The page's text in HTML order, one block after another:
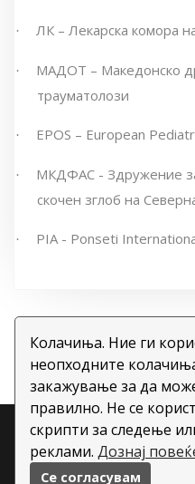
Колачиња. Ние ги
неопходните
закажување за да
правилно. Не се
скрипти за следење
реклами. Дознај
Се согласувам
· ЛК – Лекарска комора
·
МАДОТ – Македонско
трауматолози
· EPOS – European
·
МКДФАС - Здружение за
скочен зглоб на
· PIA - Ponseti
Copyright ©2026 All
made with
by